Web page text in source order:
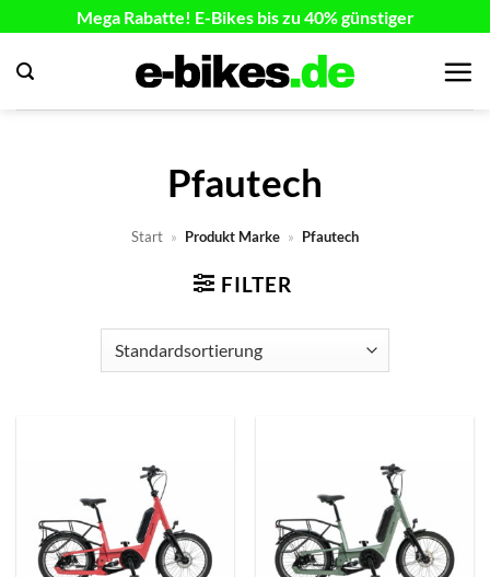
springen
Mega Rabatte! E-Bikes bis zu 40% günstiger
Pfautech
Start » Produkt Marke » Pfautech
FILTER